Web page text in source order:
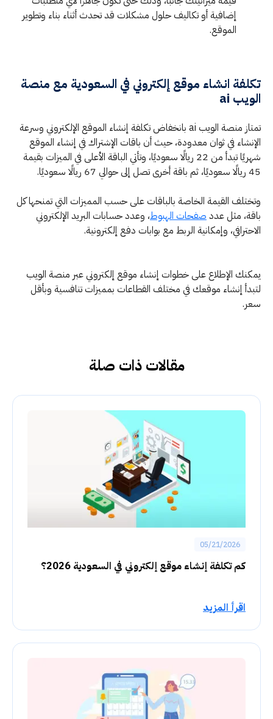
إضافية أو تكاليف حلول مشكلات قد تحدث أثناء بناء وتطوير
الموقع.
تكلفة انشاء موقع إلكتروني في السعودية مع منصة
الويب ai
تمتاز منصة الويب ai بانخفاض تكلفة إنشاء الموقع الإلكتروني وسرعة
الإنشاء في ثوان معدودة، حيث أن باقات الإشتراك في إنشاء الموقع
شهريًا تبدأ من 22 ريالًا سعوديًا، وتأتي الباقة الأعلى في الميزات بقيمة
45 ريالًا سعوديًا، ثم باقة أخرى تصل إلى حوالي 67 ريالًا سعوديًا.
وتختلف القيمة الخاصة بالباقات على حسب المميزات التي تمنحها كل
باقة، مثل عددصفحات الهبوط، وعدد حسابات البريد الإلكتروني
الاحترافي، وإمكانية الربط مع بوابات دفع إلكترونية.
يمكنك الإطلاع على خطوات إنشاء موقع إلكتروني عبر منصة الويب
لتبدأ إنشاء موقعك في مختلف القطاعات بمميزات تنافسية وبأقل
سعر.
مقالات ذات صلة
05/21/2026
كم تكلفة إنشاء موقع إلكتروني في السعودية 2026؟
اقرأ المزيد